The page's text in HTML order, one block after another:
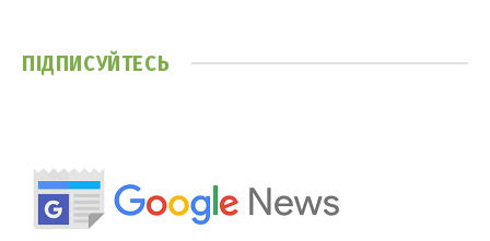
ПІДПИСУЙТЕСЬ